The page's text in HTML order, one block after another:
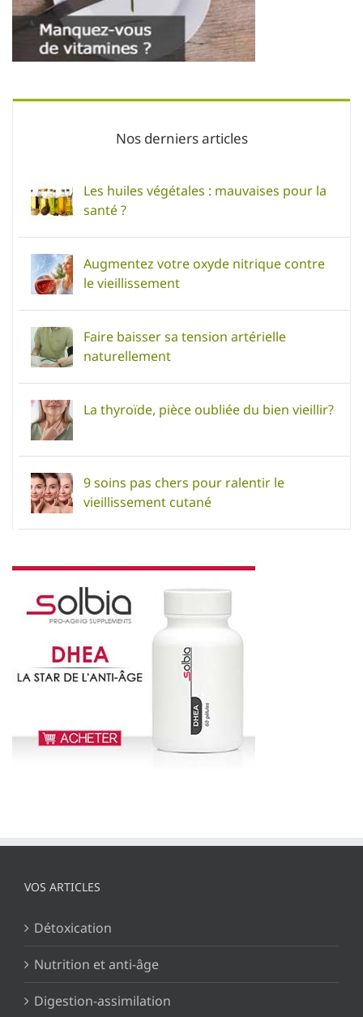
Nos derniers articles
Les huiles végétales : mauvaises pour la
santé ?
Augmentez votre oxyde nitrique contre
le vieillissement
Faire baisser sa tension artérielle
naturellement
La thyroïde, pièce oubliée du bien vieillir?
9 soins pas chers pour ralentir le
vieillissement cutané
VOS ARTICLES
Détoxication
Nutrition et anti-âge
Digestion-assimilation